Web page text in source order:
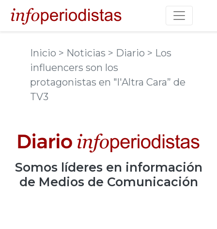
Toggle
Inicio > Noticias > Diario > Los
influencers son los
protagonistas en "l'Altra Cara” de
TV3
Somos líderes en información
de Medios de Comunicación